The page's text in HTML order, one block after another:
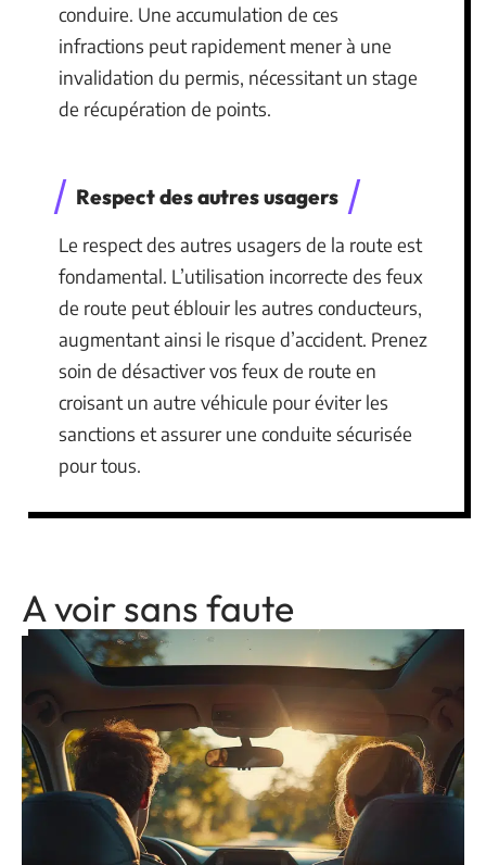
conduire. Une accumulation de ces
infractions peut rapidement mener à une
invalidation du permis, nécessitant un stage
de récupération de points.
Respect des autres usagers
Le respect des autres usagers de la route est
fondamental. L’utilisation incorrecte des feux
de route peut éblouir les autres conducteurs,
augmentant ainsi le risque d’accident. Prenez
soin de désactiver vos feux de route en
croisant un autre véhicule pour éviter les
sanctions et assurer une conduite sécurisée
pour tous.
A voir sans faute